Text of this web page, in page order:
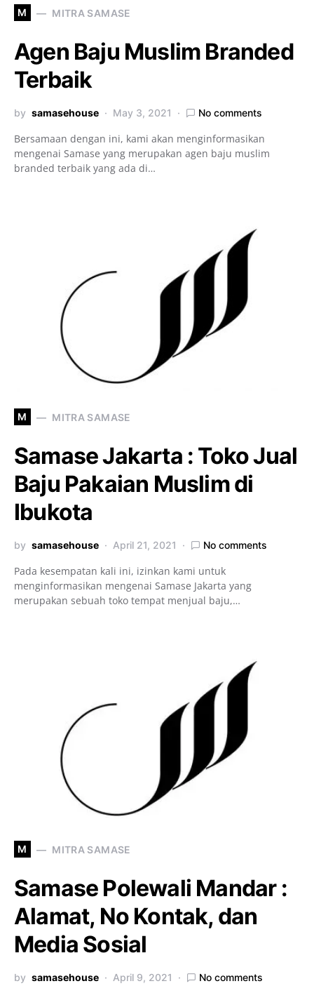
M MITRA SAMASE
Agen Baju Muslim Branded
Terbaik
by samasehouse May 3, 2021 No comments
Bersamaan dengan ini, kami akan menginformasikan
mengenai Samase yang merupakan agen baju muslim
branded terbaik yang ada di…
M MITRA SAMASE
Samase Jakarta : Toko Jual
Baju Pakaian Muslim di
Ibukota
by samasehouse April 21, 2021 No comments
Pada kesempatan kali ini, izinkan kami untuk
menginformasikan mengenai Samase Jakarta yang
merupakan sebuah toko tempat menjual baju,…
M MITRA SAMASE
Samase Polewali Mandar :
Alamat, No Kontak, dan
Media Sosial
by samasehouse April 9, 2021 No comments